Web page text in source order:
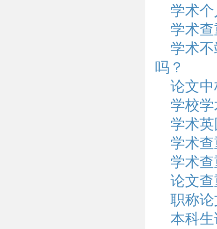
学术
学术
学术
吗？
论文
学校
学术
学术
学术
论文
职称
本科